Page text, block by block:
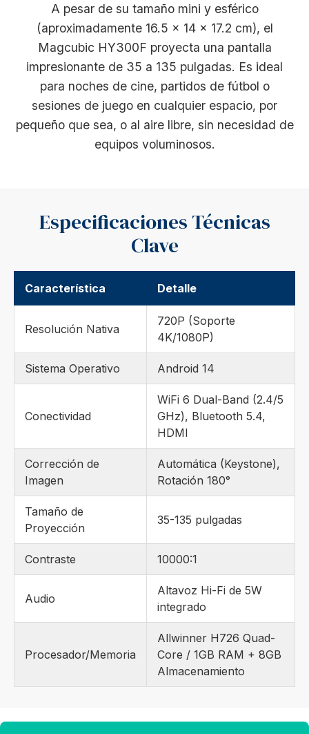
A pesar de su tamaño mini y esférico
(aproximadamente 16.5 x 14 x 17.2 cm), el
Magcubic HY300F proyecta una pantalla
impresionante de 35 a 135 pulgadas. Es ideal
para noches de cine, partidos de fútbol o
sesiones de juego en cualquier espacio, por
pequeño que sea, o al aire libre, sin necesidad de
equipos voluminosos.
Especificaciones Técnicas
Clave
Característica Detalle
Resolución Nativa
720P (Soporte
4K/1080P)
Sistema Operativo Android 14
Conectividad
WiFi 6 Dual-Band (2.4/5
GHz), Bluetooth 5.4,
HDMI
Corrección de
Imagen
Automática (Keystone),
Rotación 180°
Tamaño de
Proyección
35-135 pulgadas
Contraste 10000:1
Audio
Altavoz Hi-Fi de 5W
integrado
Procesador/Memoria
Allwinner H726 Quad-
Core / 1GB RAM + 8GB
Almacenamiento